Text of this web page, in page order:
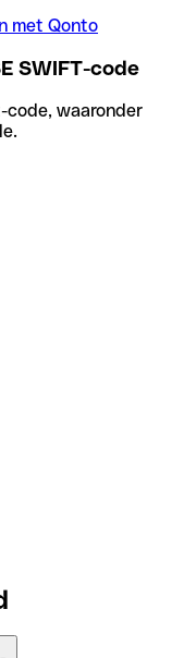
met Qonto
SWIFT-code
code, waaronder